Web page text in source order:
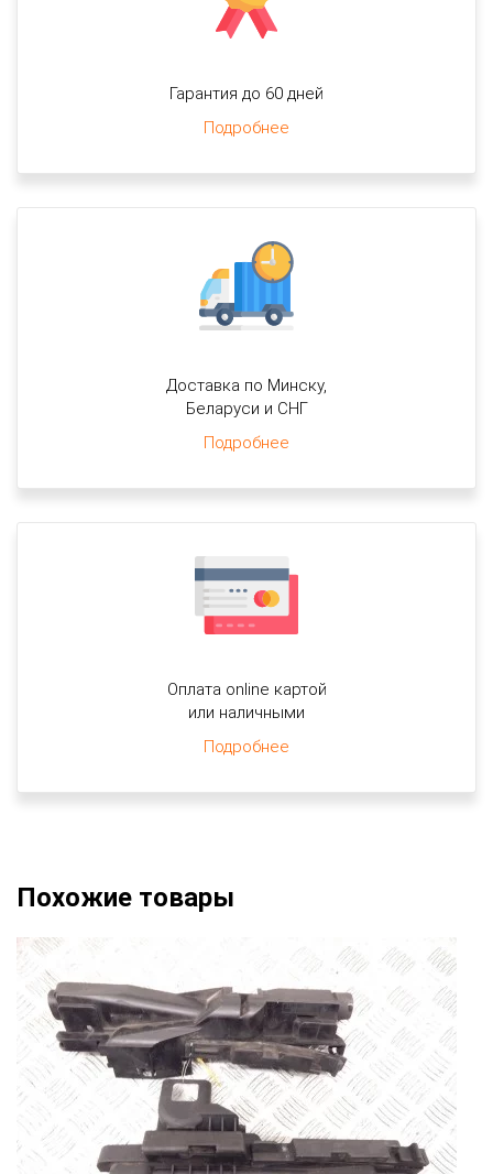
Гарантия до 60 дней
Подробнее
Доставка по Минску,
Беларуси и СНГ
Подробнее
Оплата online картой
или наличными
Подробнее
Похожие товары